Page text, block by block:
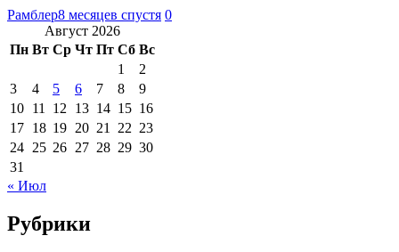
Рамблер8 месяцев спустя 0
Август 2026
Пн Вт Ср Чт Пт Сб Вс
1
2
3
4 5 6 7 8
9
10 11 12 13 14 15 16
17 18 19 20 21 22 23
24 25 26 27 28 29 30
31
« Июл
Рубрики